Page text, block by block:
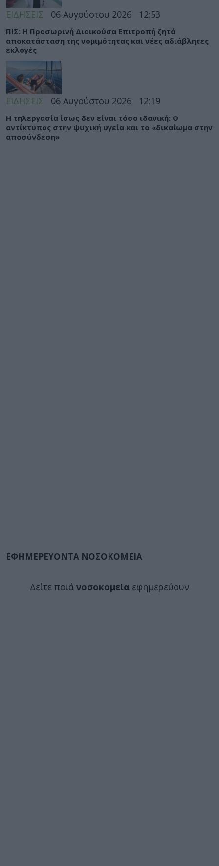
ΕΙΔΗΣΕΙΣ 06 Αυγούστου 2026 12:53
ΠΙΣ: Η Προσωρινή Διοικούσα Επιτροπή ζητά
αποκατάσταση της νομιμότητας και νέες αδιάβλητες
εκλογές
ΕΙΔΗΣΕΙΣ 06 Αυγούστου 2026 12:19
Η τηλεργασία ίσως δεν είναι τόσο ιδανική: Ο
αντίκτυπος στην ψυχική υγεία και το «δικαίωμα στην
αποσύνδεση»
ΕΦΗΜΕΡΕΥΟΝΤΑ ΝΟΣΟΚΟΜΕΙΑ
Δείτε ποιά νοσοκομεία εφημερεύουν